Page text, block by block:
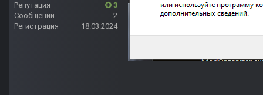
Репутация
3
Сообщений
2
Регистрация
18.03.2024